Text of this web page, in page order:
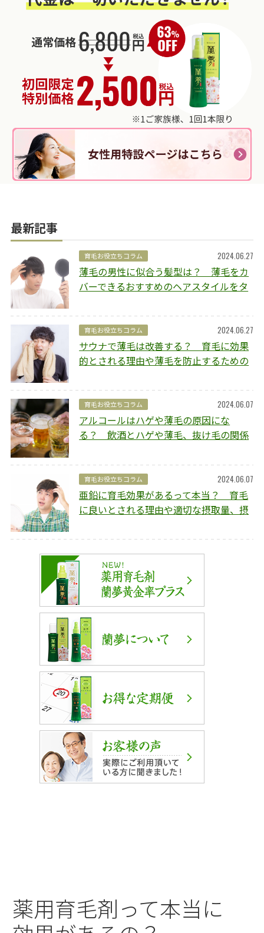
最新記事
育毛お役立ちコラム 2024.06.27
薄毛の男性に似合う髪型は？ 薄毛をカ
バーできるおすすめのヘアスタイルをタ
育毛お役立ちコラム 2024.06.27
サウナで薄毛は改善する？ 育毛に効果
的とされる理由や薄毛を防止するための
育毛お役立ちコラム 2024.06.07
アルコールはハゲや薄毛の原因にな
る？ 飲酒とハゲや薄毛、抜け毛の関係
育毛お役立ちコラム 2024.06.07
亜鉛に育毛効果があるって本当？ 育毛
に良いとされる理由や適切な摂取量、摂
薬用育毛剤って本当に